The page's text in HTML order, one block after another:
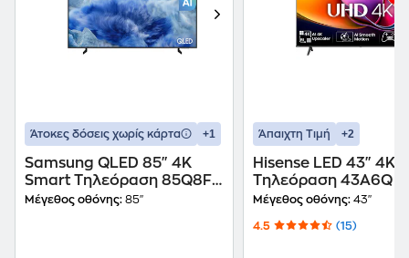
Άτοκες δόσεις χωρίς κάρτα +1
Samsung QLED 85" 4K
Smart Τηλεόραση 85Q8F
AI TV
Μέγεθος οθόνης: 85"
Άπαιχτη Τιμή +2
Hisense LED 43" 4K
Τηλεόραση 43A6Q
Μέγεθος οθόνης: 43"
4.5 (15)